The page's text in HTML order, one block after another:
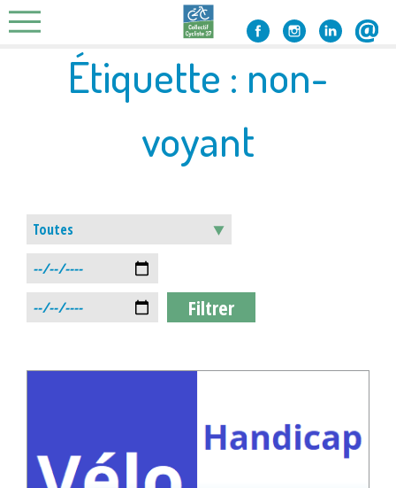
Skip
to
Étiquette : non-
voyant